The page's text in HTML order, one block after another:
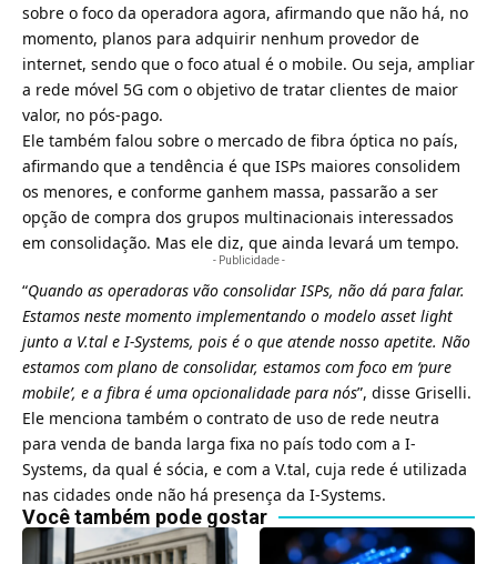
sobre o foco da operadora agora, afirmando que não há, no
momento, planos para adquirir nenhum provedor de
internet, sendo que o foco atual é o mobile. Ou seja, ampliar
a rede móvel 5G com o objetivo de tratar clientes de maior
valor, no pós-pago.
Ele também falou sobre o mercado de fibra óptica no país,
afirmando que a tendência é que ISPs maiores consolidem
os menores, e conforme ganhem massa, passarão a ser
opção de compra dos grupos multinacionais interessados
em consolidação. Mas ele diz, que ainda levará um tempo.
- Publicidade -
“Quando as operadoras vão consolidar ISPs, não dá para falar.
Estamos neste momento implementando o modelo asset light
junto a V.tal e I-Systems, pois é o que atende nosso apetite. Não
estamos com plano de consolidar, estamos com foco em ‘pure
mobile’, e a fibra é uma opcionalidade para nós”, disse Griselli.
Ele menciona também o contrato de uso de rede neutra
para venda de banda larga fixa no país todo com a I-
Systems, da qual é sócia, e com a V.tal, cuja rede é utilizada
nas cidades onde não há presença da I-Systems.
Você também pode gostar